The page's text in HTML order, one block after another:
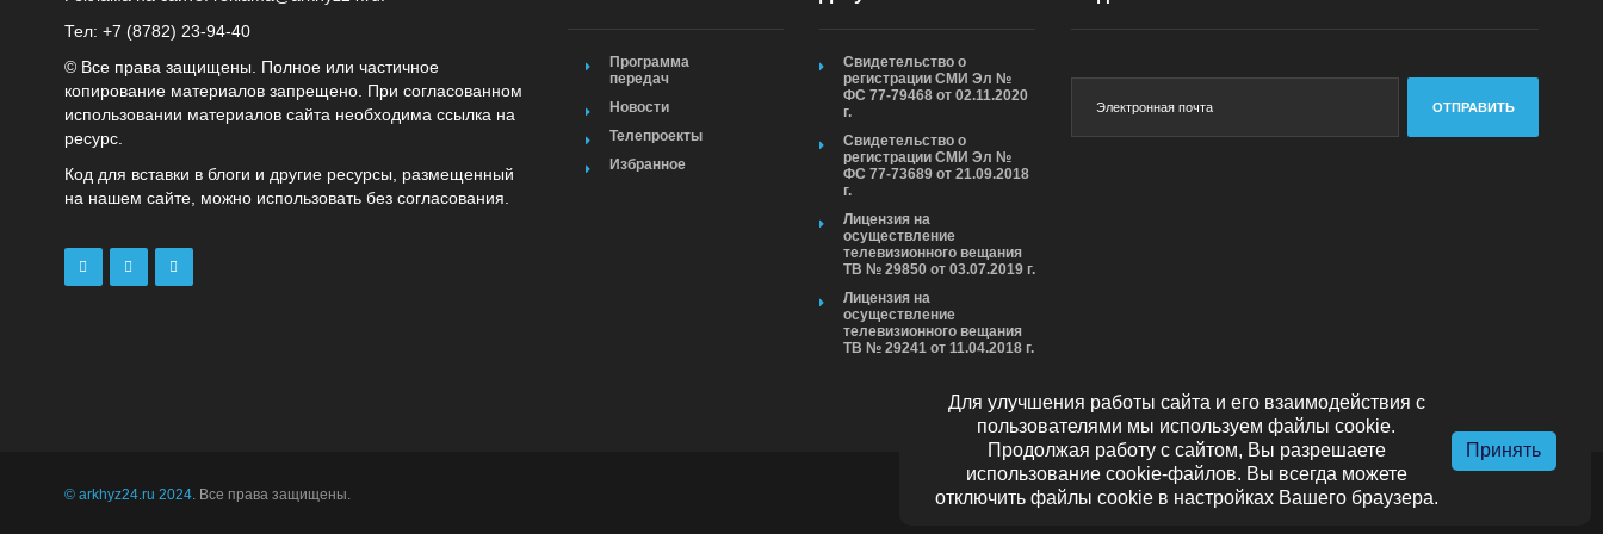
Тел: +7 (8782) 23‑94‑40
© Все права защищены. Полное или частичное
копирование материалов запрещено. При согласованном
использовании материалов сайта необходима ссылка на
ресурс.
Код для вставки в блоги и другие ресурсы, размещенный
на нашем сайте, можно использовать без согласования.
Программа
передач
Новости
Телепроекты
Избранное
Свидетельство о
регистрации СМИ Эл №
ФС 77-79468 от 02.11.2020
г.
Свидетельство о
регистрации СМИ Эл №
ФС 77-73689 от 21.09.2018
г.
Лицензия на
осуществление
телевизионного вещания
ТВ № 29850 от 03.07.2019 г.
Лицензия на
осуществление
телевизионного вещания
ТВ № 29241 от 11.04.2018 г.
ОТПРАВИТЬ
© arkhyz24.ru 2024. Все права защищены.
Для улучшения работы сайта и его взаимодействия с
пользователями мы используем файлы cookie.
Продолжая работу с сайтом, Вы разрешаете
использование cookie-файлов. Вы всегда можете
отключить файлы cookie в настройках Вашего браузера.
Принять